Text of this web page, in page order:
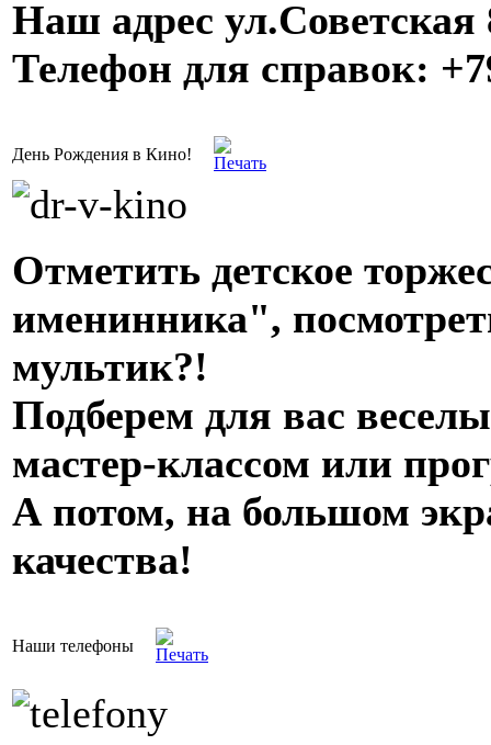
Наш адрес ул.Советская
Телефон для справок:
День Рождения в Кино!
Отметить детское
именинника",
мультик?!
Подберем для вас
мастер-классом или
А потом, на большом
качества!
Наши телефоны